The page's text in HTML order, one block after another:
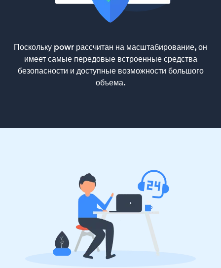
Поскольку powr рассчитан на масштабирование, он
имеет самые передовые встроенные средства
безопасности и доступные возможности большого
объема.